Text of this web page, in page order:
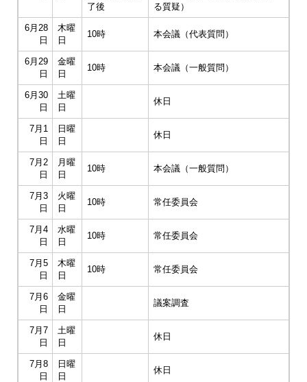
了後
る質疑）
6月28
日
木曜
日
10時 本会議（代表質問）
6月29
日
金曜
日
10時 本会議（一般質問）
6月30
日
土曜
日
休日
7月1
日
日曜
日
休日
7月2
日
月曜
日
10時 本会議（一般質問）
7月3
日
火曜
日
10時 常任委員会
7月4
日
水曜
日
10時 常任委員会
7月5
日
木曜
日
10時 常任委員会
7月6
日
金曜
日
議案調査
7月7
日
土曜
日
休日
7月8
日
日曜
日
休日